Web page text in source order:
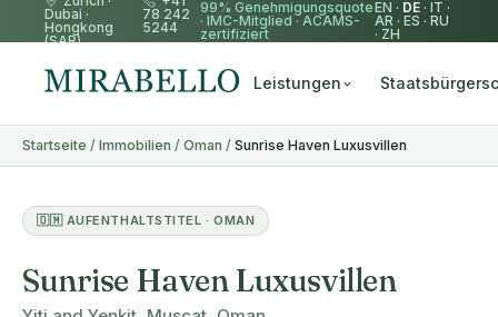
Dubai ·
Hongkong
(SAR)
78 242
5244
99% Genehmigungsquote
· IMC-Mitglied ·ACAMS-
zertifiziert
EN · DE ·IT ·
AR ·ES ·RU
· ZH
Leistungen
Startseite / Immobilien / Oman / Sunrise Haven Luxusvillen
🇴🇲 AUFENTHALTSTITEL · OMAN
Sunrise Haven Luxusvillen